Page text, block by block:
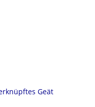
Geät